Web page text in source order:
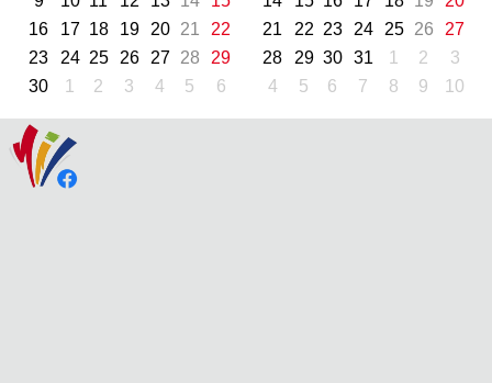
16
17 18 19 20 21
22
23
24 25 26 27 28
29
30
1 2 3 4 5 6
21
22 23 24 25 26
27
28
29 30 31 1 2
3
4
5 6 7 8 9 10